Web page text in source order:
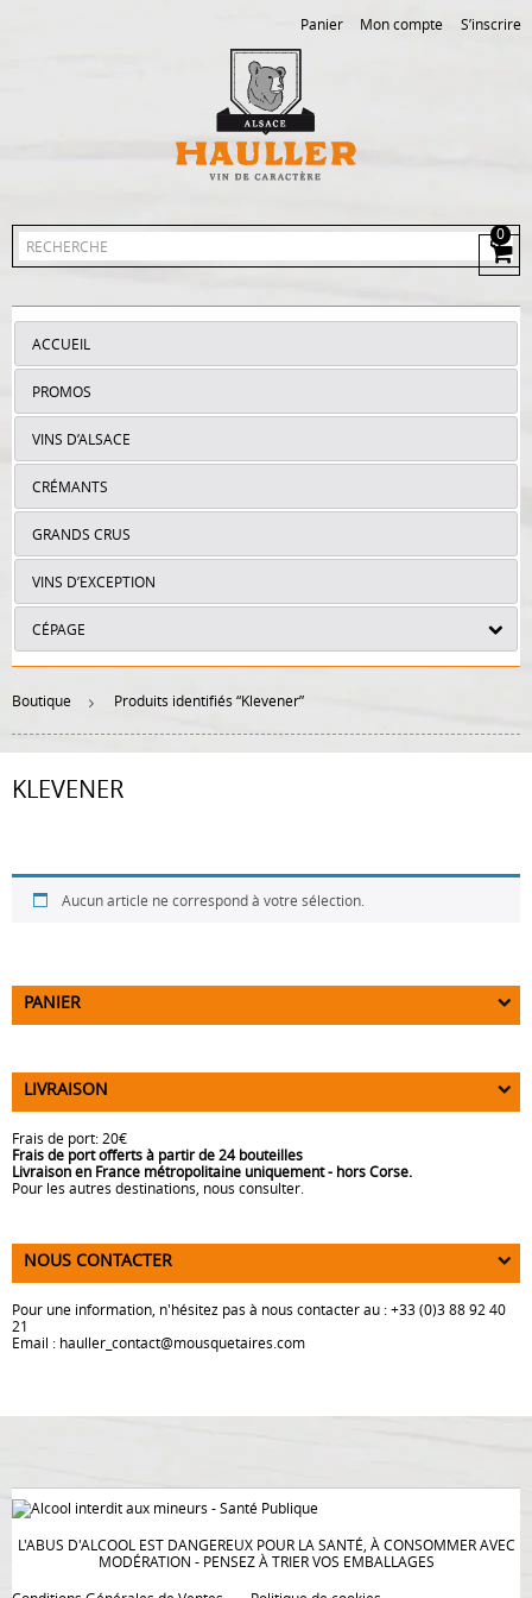
View
Cart
0
ACCUEIL
PROMOS
VINS D’ALSACE
CRÉMANTS
GRANDS CRUS
VINS D’EXCEPTION
CÉPAGE
S’inscrire
Mon compte
Panier
Boutique Produits identifiés “Klevener”
KLEVENER
Aucun article ne correspond à votre sélection.
PANIER
LIVRAISON
Frais de port: 20€
Frais de port offerts à partir de 24 bouteilles
Livraison en France métropolitaine uniquement - hors Corse.
Pour les autres destinations, nous consulter.
NOUS CONTACTER
Pour une information, n'hésitez pas à nous contacter au : +33 (0)3 88 92 40
21
Email : moc.seriateuqsuom@tcatnoc_relluah
L'ABUS D'ALCOOL EST DANGEREUX POUR LA SANTÉ, À CONSOMMER AVEC
MODÉRATION - PENSEZ À TRIER VOS EMBALLAGES